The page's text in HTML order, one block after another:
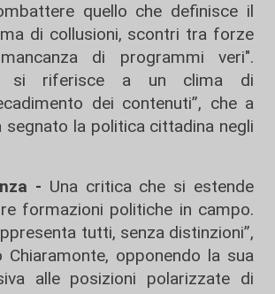
quello che definisce il
di collusioni, scontri tra forze
di programmi veri".
si riferisce a un clima di
dei contenuti”, che a
segnato la politica cittadina negli
- Una critica che si estende
formazioni politiche in campo.
tutti, senza distinzioni”,
opponendo la sua
alle posizioni polarizzate di